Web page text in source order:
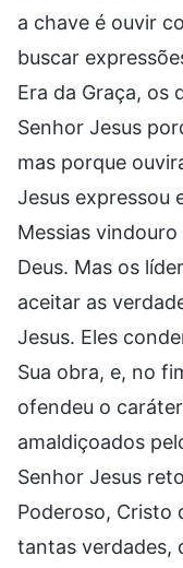
a chave é ouvir
buscar
Era da Graça, os
Senhor Jesus
mas porque
Jesus expressou
Messias
Deus. Mas os
aceitar as
Jesus. Eles
Sua obra, e, no
ofendeu o
amaldiçoados
Senhor Jesus
Poderoso, Cristo
tantas verdades,